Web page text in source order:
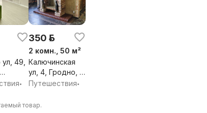
49,
•
350 р.
2 комн., 50 м²
Калючинская
ул, 4, Гродно, г.
областного
Гродно,
Путешествия•
товар.